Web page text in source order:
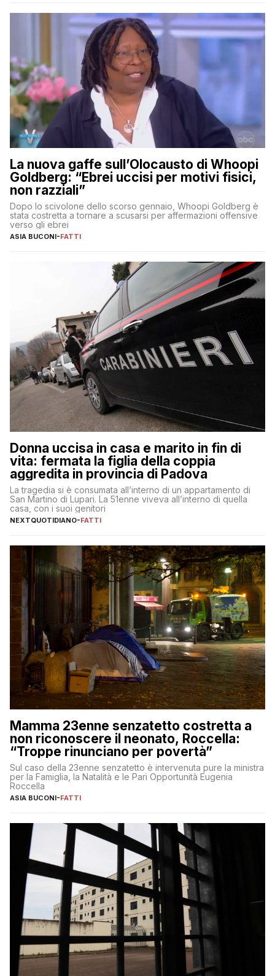
La nuova gaffe sull’Olocausto di Whoopi
Goldberg: “Ebrei uccisi per motivi fisici,
non razziali”
Dopo lo scivolone dello scorso gennaio, Whoopi Goldberg è
stata costretta a tornare a scusarsi per affermazioni offensive
verso gli ebrei
ASIA BUCONI-FATTI
Donna uccisa in casa e marito in fin di
vita: fermata la figlia della coppia
aggredita in provincia di Padova
La tragedia si è consumata all’interno di un appartamento di
San Martino di Lupari. La 51enne viveva all’interno di quella
casa, con i suoi genitori
NEXTQUOTIDIANO-FATTI
Mamma 23enne senzatetto costretta a
non riconoscere il neonato, Roccella:
“Troppe rinunciano per povertà”
Sul caso della 23enne senzatetto è intervenuta pure la ministra
per la Famiglia, la Natalità e le Pari Opportunità Eugenia
Roccella
ASIA BUCONI-FATTI